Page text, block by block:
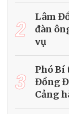
2
Lâm
đàn
vụ
3
Phó
Đồng
Cảng